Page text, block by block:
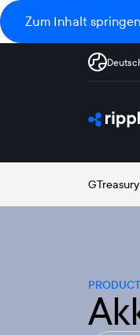
Zum Inhalt springen